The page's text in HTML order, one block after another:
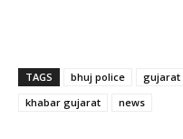
TAGS bhuj police gujarat
khabar gujarat
news